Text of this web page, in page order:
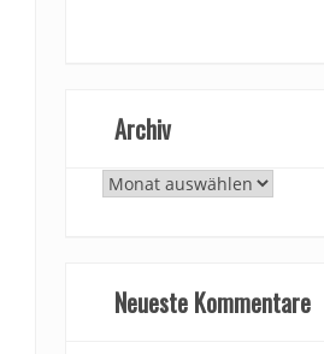
Archiv
Archiv
Neueste Kommentare